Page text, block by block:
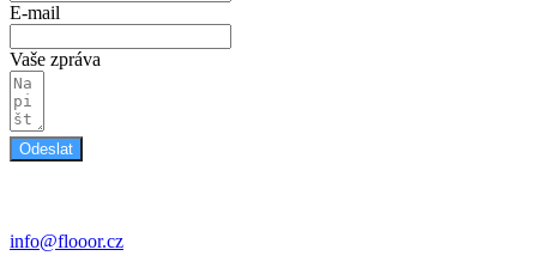
E-mail
Vaše zpráva
Odeslat
info@flooor.cz